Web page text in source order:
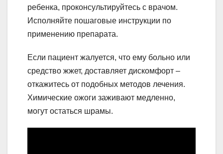
ребенка, проконсультируйтесь с врачом.
Исполняйте пошаговые инструкции по
применению препарата.
Если пациент жалуется, что ему больно или
средство жжет, доставляет дискомфорт –
откажитесь от подобных методов лечения.
Химические ожоги заживают медленно,
могут остаться шрамы.